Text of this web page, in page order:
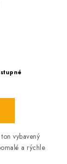
vybavený
a rýchle